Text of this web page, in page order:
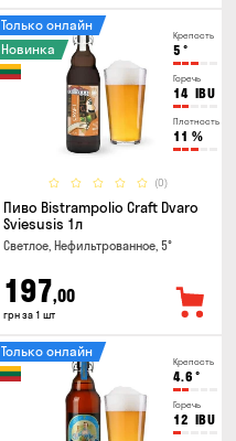
Крепость
5 °
Горечь
14 IBU
Плотность
11 %
(0)
Только онлайн
Новинка
Пиво Bistrampolio Craft Dvaro
Sviesusis 1л
Светлое, Нефильтрованное, 5°
197,00
грн за 1 шт
Крепость
4.6 °
Горечь
12 IBU
Только онлайн